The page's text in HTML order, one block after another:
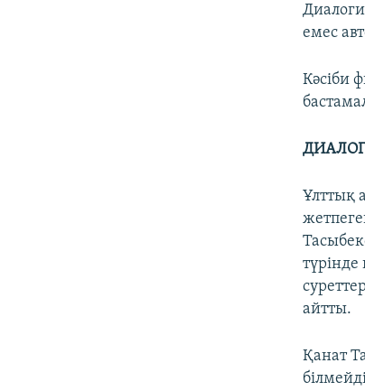
емес
Кәсіби
Ұлттық
айтты.
Қанат